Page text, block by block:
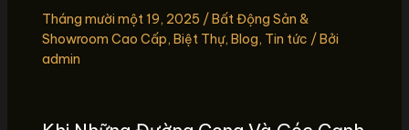
Tháng mười một 19, 2025 /Bất Động Sản &
Showroom Cao Cấp, Biệt Thự, Blog, Tin tức / Bởi
admin